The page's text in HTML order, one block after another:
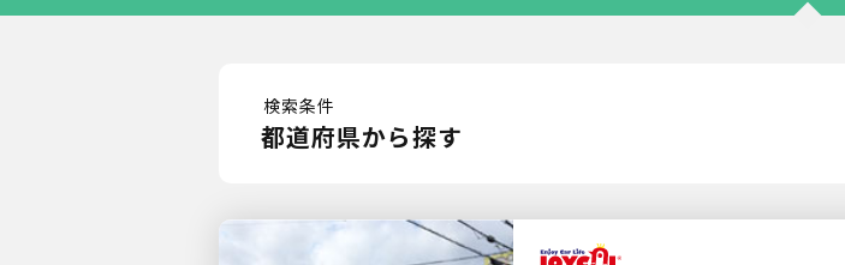
検索条件
都道府県から探す